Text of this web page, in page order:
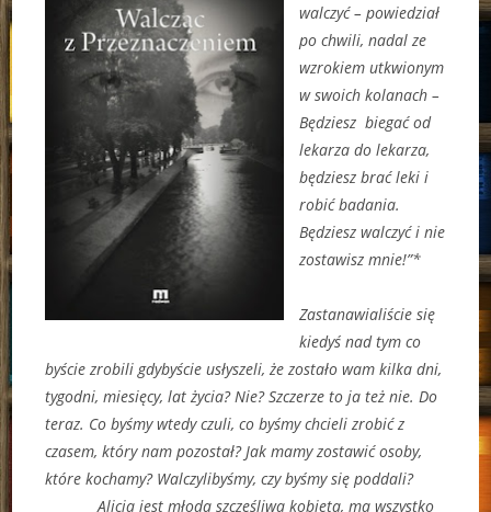
walczyć – powiedział
po chwili, nadal ze
wzrokiem utkwionym
w swoich kolanach –
Będziesz biegać od
lekarza do lekarza,
będziesz brać leki i
robić badania.
Będziesz walczyć i nie
zostawisz mnie!”*
Zastanawialiście się
kiedyś nad tym co
byście zrobili gdybyście usłyszeli, że zostało wam kilka dni,
tygodni, miesięcy, lat życia? Nie? Szczerze to ja też nie. Do
teraz. Co byśmy wtedy czuli, co byśmy chcieli zrobić z
czasem, który nam pozostał? Jak mamy zostawić osoby,
które kochamy? Walczylibyśmy, czy byśmy się poddali?
Alicja jest młodą szczęśliwą kobietą, ma wszystko